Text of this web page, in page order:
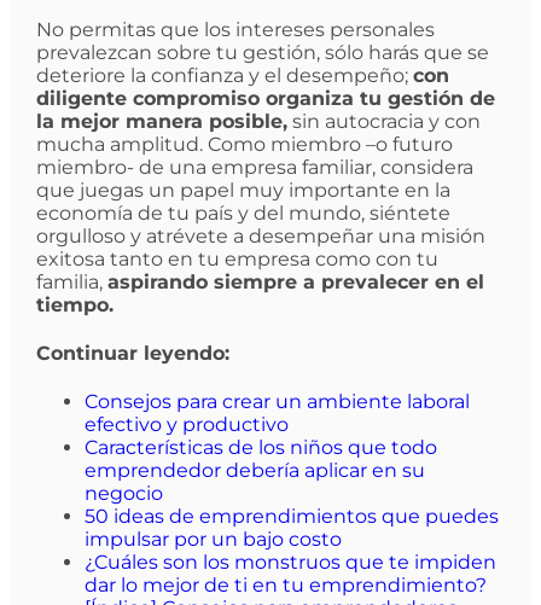
No permitas que los intereses personales
prevalezcan sobre tu gestión, sólo harás que se
deteriore la confianza y el desempeño; con
diligente compromiso organiza tu gestión de
la mejor manera posible,sin autocracia y con
mucha amplitud. Como miembro –o futuro
miembro- de una empresa familiar, considera
que juegas un papel muy importante en la
economía de tu país y del mundo, siéntete
orgulloso y atrévete a desempeñar una misión
exitosa tanto en tu empresa como con tu
familia, aspirando siempre a prevalecer en el
tiempo.
Continuar leyendo:
Consejos para crear un ambiente laboral
efectivo y productivo
Características de los niños que todo
emprendedor debería aplicar en su
negocio
50 ideas de emprendimientos que puedes
impulsar por un bajo costo
¿Cuáles son los monstruos que te impiden
dar lo mejor de ti en tu emprendimiento?